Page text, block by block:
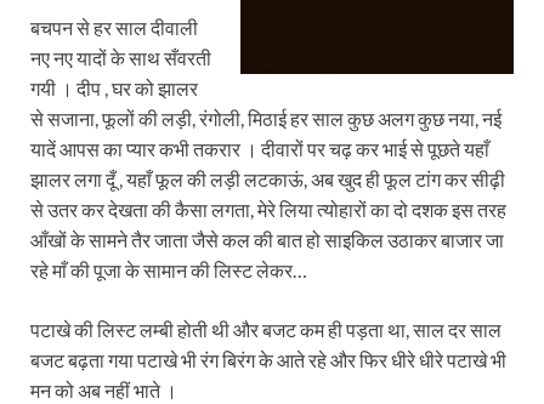
बचपन से हर साल दीवाली
नए नए यादों के साथ सँवरती
गयी । दीप , घर को झालर
से सजाना, फूलों की लड़ी, रंगोली, मिठाई हर साल कुछ अलग कुछ नया, नई
यादें आपस का प्यार कभी तकरार । दीवारों पर चढ़ कर भाई से पूछते यहाँ
झालर लगा दूँ , यहाँ फूल की लड़ी लटकाऊं, अब खुद ही फूल टांग कर सीढ़ी
से उतर कर देखता की कैसा लगता, मेरे लिया त्योहारों का दो दशक इस तरह
आँखों के सामने तैर जाता जैसे कल की बात हो साइकिल उठाकर बाजार जा
रहे माँ की पूजा के सामान की लिस्ट लेकर…
पटाखे की लिस्ट लम्बी होती थी और बजट कम ही पड़ता था, साल दर साल
बजट बढ़ता गया पटाखे भी रंगबिरंग के आते रहे और फिर धीरे धीरे पटाखे भी
मन को अब नहीं भाते ।